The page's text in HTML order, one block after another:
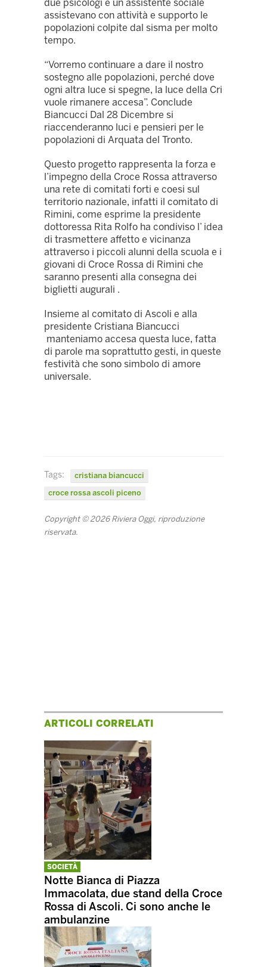
due psicologi e un assistente sociale
assistevano con attività e supporto le
popolazioni colpite dal sisma per molto
tempo.
“Vorremo continuare a dare il nostro
sostegno alle popolazioni, perché dove
ogni altra luce si spegne, la luce della Cri
vuole rimanere accesa”. Conclude
Biancucci Dal 28 Dicembre si
riaccenderanno luci e pensieri per le
popolazioni di Arquata del Tronto.
Questo progetto rappresenta la forza e
l’impegno della Croce Rossa attraverso
una rete di comitati forti e coesi sul
territorio nazionale, infatti il comitato di
Rimini, come esprime la presidente
dottoressa Rita Rolfo ha condiviso l’ idea
di trasmettere affetto e vicinanza
attraverso i piccoli alunni della scuola e i
giovani di Croce Rossa di Rimini che
saranno presenti alla consegna dei
biglietti augurali .
Insieme al comitato di Ascoli e alla
presidente Cristiana Biancucci
manteniamo accesa questa luce, fatta
di parole ma soprattutto gesti, in queste
festività che sono simbolo di amore
universale.
Tags:
cristiana biancucci
croce rossa ascoli piceno
Copyright © 2026 Riviera Oggi, riproduzione
riservata.
ARTICOLI CORRELATI
SOCIETÀ
Notte Bianca di Piazza
Immacolata, due stand della Croce
Rossa di Ascoli. Ci sono anche le
ambulanzine